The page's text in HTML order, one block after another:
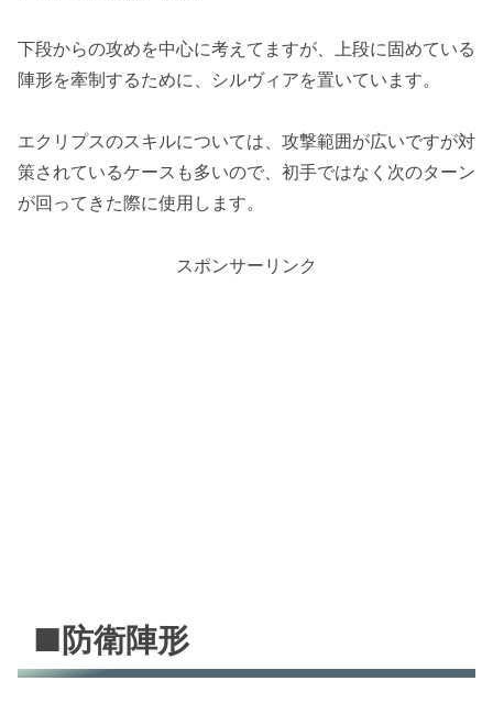
下段からの攻めを中心に考えてますが、上段に固めている
陣形を牽制するために、シルヴィアを置いています。
エクリプスのスキルについては、攻撃範囲が広いですが対
策されているケースも多いので、初手ではなく次のターン
が回ってきた際に使用します。
スポンサーリンク
■防衛陣形